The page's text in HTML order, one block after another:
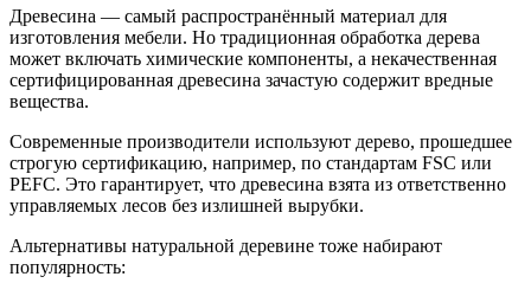
Древесина — самый распространённый материал для
изготовления мебели. Но традиционная обработка дерева
может включать химические компоненты, а некачественная
сертифицированная древесина зачастую содержит вредные
вещества.
Современные производители используют дерево, прошедшее
строгую сертификацию, например, по стандартам FSC или
PEFC. Это гарантирует, что древесина взята из ответственно
управляемых лесов без излишней вырубки.
Альтернативы натуральной деревине тоже набирают
популярность: